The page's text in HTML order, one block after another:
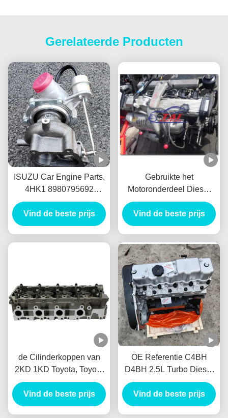
Gerelateerde Producten
ISUZU Car Engine Parts,
4HK1 8980795692
Dieselmotorihi
Turbocompressor 4hk1-
TC voor Isuzu
Vind de beste prijs
Gebruikte het
Motoronderdeel Diesel
van 1HD 1HDFT
AutomobielType Stevig
Materiaal Lange
Vind de beste prijs
de Cilinderkoppen van
2KD 1KD Toyota, Toyota
Hilux de
MotorCilinderkop 2,5 van
D4D (2KD)
Vind de beste prijs
OE Referentie C4BH
D4BH 2.5L Turbo Diesel
Motor Long Block
Geschikt Voor Hyundai
H1 KIA Bongo JAC
Vind de beste prijs